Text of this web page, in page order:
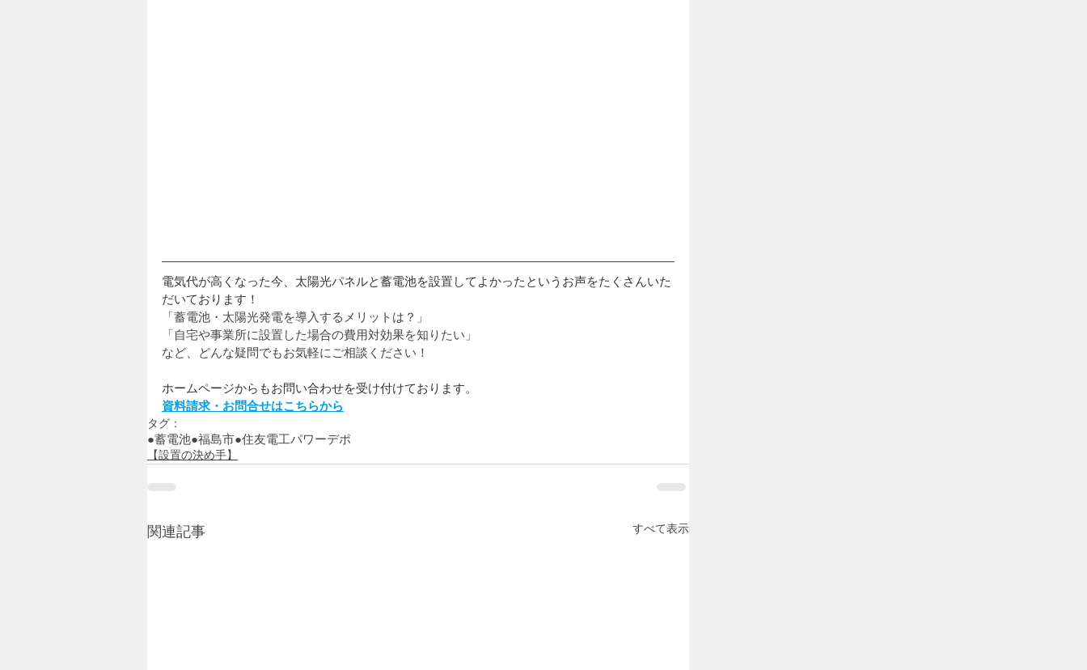
電気代が高くなった今、太陽光パネルと蓄電池を設置してよかったというお声をたくさんいた
だいております！
「蓄電池・太陽光発電を導入するメリットは？」
「自宅や事業所に設置した場合の費用対効果を知りたい」
など、どんな疑問でもお気軽にご相談ください！
ホームページからもお問い合わせを受け付けております。
資料請求・お問合せはこちらから
タグ：
●蓄電池●福島市●住友電工パワーデポ
【設置の決め手】
関連記事 すべて表示